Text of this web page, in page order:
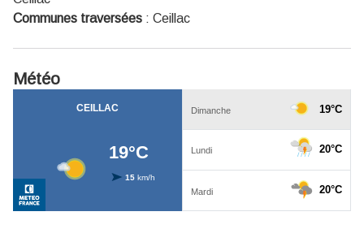
Communes traversées : Ceillac
Météo